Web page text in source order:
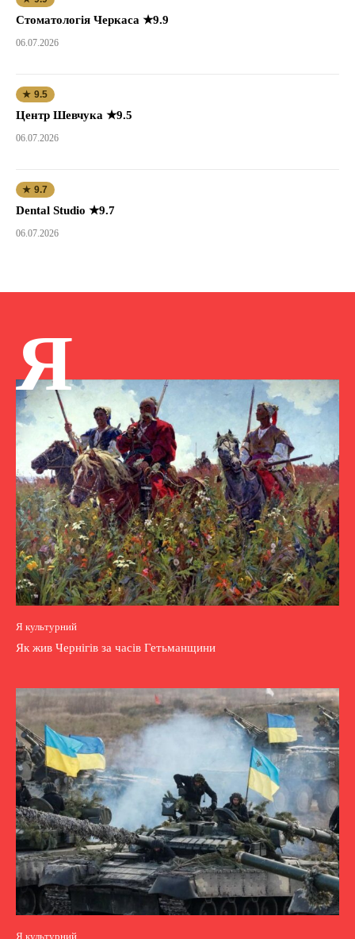
Стоматологія Черкаса ★9.9
06.07.2026
★ 9.5
Центр Шевчука ★9.5
06.07.2026
★ 9.7
Dental Studio ★9.7
06.07.2026
Я
Я культурний
Як жив Чернігів за часів Гетьманщини
Я культурний